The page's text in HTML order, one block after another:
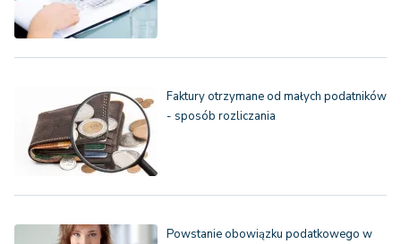
Faktury otrzymane od małych podatników
- sposób rozliczania
Powstanie obowiązku podatkowego w